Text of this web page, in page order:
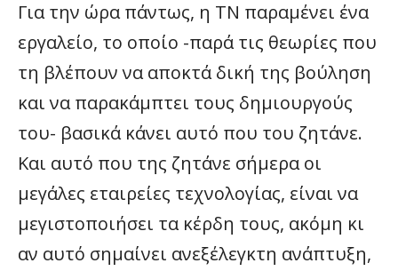
Για την ώρα πάντως, η ΤΝ παραμένει ένα
εργαλείο, το οποίο -παρά τις θεωρίες που
τη βλέπουν να αποκτά δική της βούληση
και να παρακάμπτει τους δημιουργούς
του- βασικά κάνει αυτό που του ζητάνε.
Και αυτό που της ζητάνε σήμερα οι
μεγάλες εταιρείες τεχνολογίας, είναι να
μεγιστοποιήσει τα κέρδη τους, ακόμη κι
αν αυτό σημαίνει ανεξέλεγκτη ανάπτυξη,